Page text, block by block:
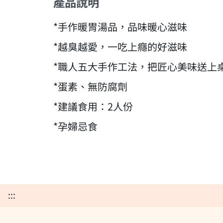
*手作暖胃湯品，品味暖心滋味
*越臭越愛，一吃上癮的好滋味
*職人五大手作工法，把匠心美味送上
*蛋素、無防腐劑
*建議食用：2人份
*孕婦忌食
:::